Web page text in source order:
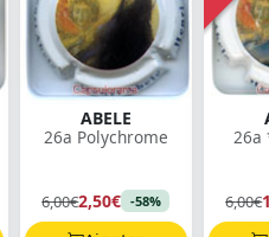
ABELE
26a Polychrome
6,00€2,50€ -58%
26a
6,00€